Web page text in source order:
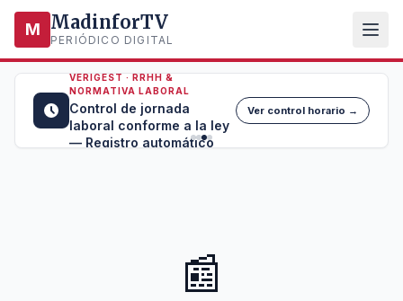
M MadinforTV
PERIÓDICO DIGITAL
VERIGEST · RRHH &
NORMATIVA LABORAL
Control de jornada
laboral conforme a la ley
— Registro automático
Ver control horario →
📰